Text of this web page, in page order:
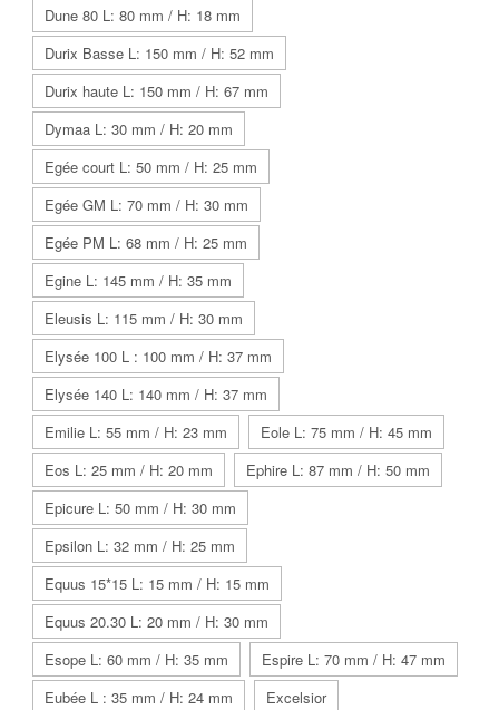
Dune 80 L: 80 mm / H: 18 mm
Durix Basse L: 150 mm / H: 52 mm
Durix haute L: 150 mm / H: 67 mm
Dymaa L: 30 mm / H: 20 mm
Egée court L: 50 mm / H: 25 mm
Egée GM L: 70 mm / H: 30 mm
Egée PM L: 68 mm / H: 25 mm
Egine L: 145 mm / H: 35 mm
Eleusis L: 115 mm / H: 30 mm
Elysée 100 L : 100 mm / H: 37 mm
Elysée 140 L: 140 mm / H: 37 mm
Emilie L: 55 mm / H: 23 mm
Eole L: 75 mm / H: 45 mm
Eos L: 25 mm / H: 20 mm
Ephire L: 87 mm / H: 50 mm
Epicure L: 50 mm / H: 30 mm
Epsilon L: 32 mm / H: 25 mm
Equus 15*15 L: 15 mm / H: 15 mm
Equus 20.30 L: 20 mm / H: 30 mm
Esope L: 60 mm / H: 35 mm
Espire L: 70 mm / H: 47 mm
Eubée L : 35 mm / H: 24 mm
Excelsior